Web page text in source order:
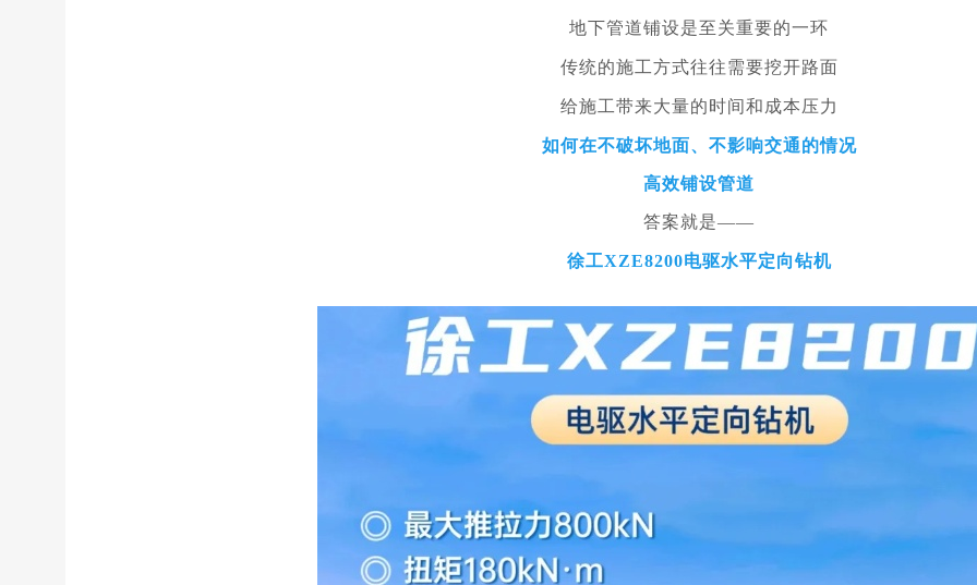
地下管道铺设是至关重要的一环
传统的施工方式往往需要挖开路面
给施工带来大量的时间和成本压力
如何在不破坏地面、不影响交通的情况
高效铺设管道
答案就是——
徐工XZE8200电驱水平定向钻机